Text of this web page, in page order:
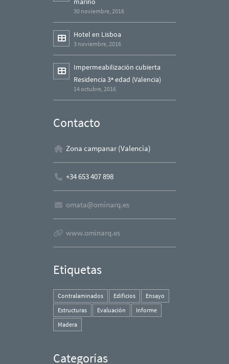
30 noviembre, 2016
Hotel en Lisboa
3 noviembre, 2016
Impermeabilización cubierta
Residencia 3ª edad (Valencia)
14 octubre, 2016
Contacto
Zona campanar (Valencia)
+34 653 407 898
omata@ominarq.es
www.ominarq.es
Etiquetas
Contralaminados Edificios
Ensayo
Estructuras
Evaluación
Informe
Madera
Categorías